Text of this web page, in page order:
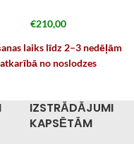
€210,00
laiks līdz 2–3 nedēļām
atkarībā no noslodzes
IZSTRĀDĀJUMI
KAPSĒTĀM